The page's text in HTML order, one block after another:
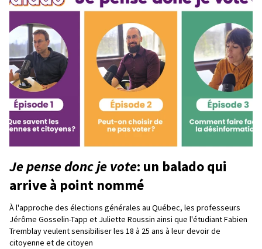
Je pense donc je vote: un balado qui
arrive à point nommé
À l'approche des élections générales au Québec, les professeurs
Jérôme Gosselin-Tapp et Juliette Roussin ainsi que l'étudiant Fabien
Tremblay veulent sensibiliser les 18 à 25 ans à leur devoir de
citoyenne et de citoyen